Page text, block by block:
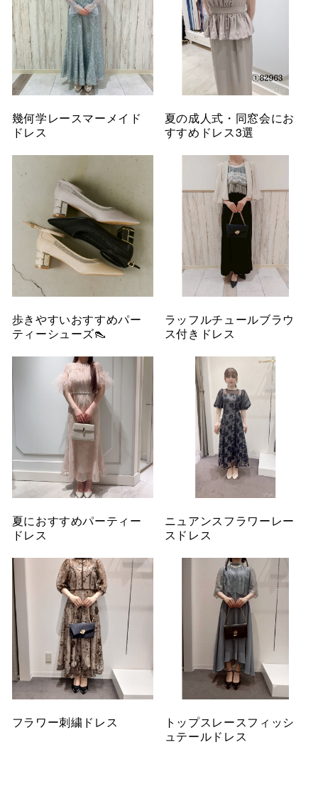
幾何学レースマーメイド
ドレス
夏の成人式・同窓会にお
すすめドレス3選
歩きやすいおすすめパー
ティーシューズ👠
ラッフルチュールブラウ
ス付きドレス
夏におすすめパーティー
ドレス
ニュアンスフラワーレー
スドレス
フラワー刺繍ドレス
トップスレースフィッシ
ュテールドレス